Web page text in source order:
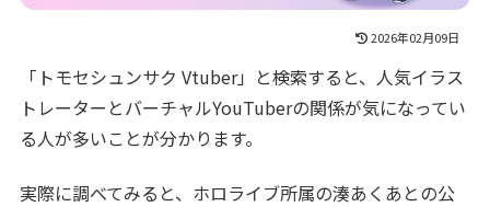
2026年02月09日
「トモセシュンサク Vtuber」と検索すると、人気イラス
トレーターとバーチャルYouTuberの関係が気になってい
る人が多いことが分かります。
実際に調べてみると、ホロライブ所属の湊あくあとの公